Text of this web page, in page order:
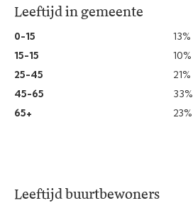
Leeftijd in gemeente
0-15
13%
15-15
10%
25-45
21%
45-65
33%
65+
23%
Leeftijd buurtbewoners